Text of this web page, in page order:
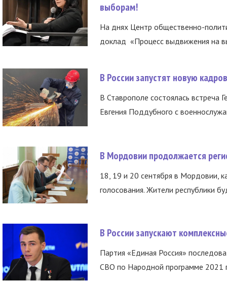
выборам!
На днях Центр общественно-
доклад «Процесс выдвижения на
В России запустят новую
В Ставрополе состоялась встреча
Евгения Поддубного с
В Мордовии продолжается
18, 19 и 20 сентября в Мордовии,
голосования. Жители республики
В России запускают
Партия «Единая Россия»
СВО по Народной программе 2021